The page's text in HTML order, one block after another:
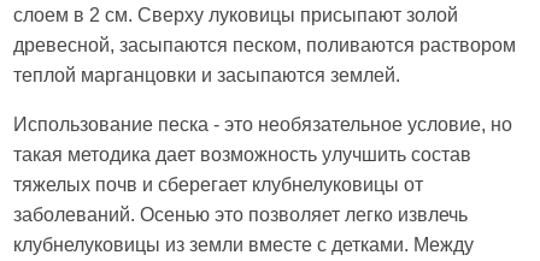
слоем в 2 см. Сверху луковицы присыпают золой
древесной, засыпаются песком, поливаются раствором
теплой марганцовки и засыпаются землей.
Использование песка - это необязательное условие, но
такая методика дает возможность улучшить состав
тяжелых почв и сберегает клубнелуковицы от
заболеваний. Осенью это позволяет легко извлечь
клубнелуковицы из земли вместе с детками. Между